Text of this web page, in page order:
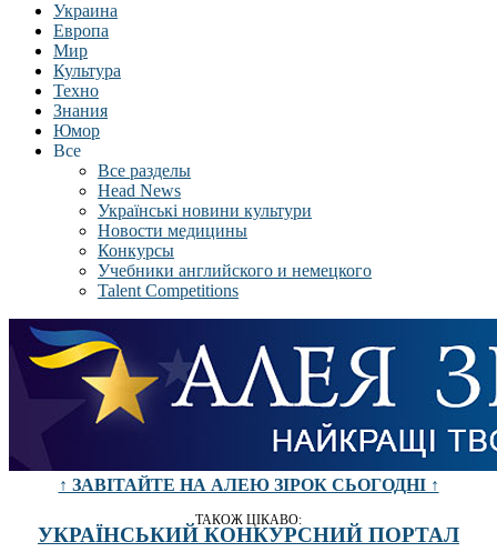
Украина
Европа
Мир
Культура
Техно
Знания
Юмор
Все
Все разделы
Head News
Українські новини культури
Новости медицины
Конкурсы
Учебники английского и немецкого
Talent Competitions
↑ ЗАВІТАЙТЕ НА АЛЕЮ ЗІРОК СЬОГОДНІ ↑
ТАКОЖ ЦІКАВО:
УКРАЇНСЬКИЙ КОНКУРСНИЙ ПОРТАЛ